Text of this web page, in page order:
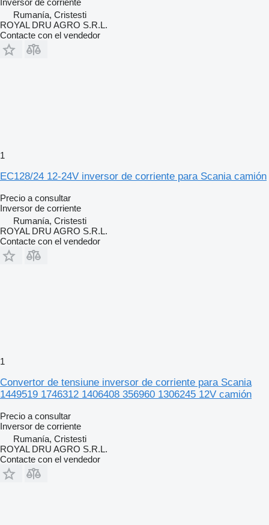
Rumanía, Cristesti
ROYAL DRU AGRO S.R.L.
Contacte con el vendedor
1
EC128/24 12-24V inversor de corriente para Scania camión
Precio a consultar
Inversor de corriente
Rumanía, Cristesti
ROYAL DRU AGRO S.R.L.
Contacte con el vendedor
1
Convertor de tensiune inversor de corriente para Scania
1449519 1746312 1406408 356960 1306245 12V camión
Precio a consultar
Inversor de corriente
Rumanía, Cristesti
ROYAL DRU AGRO S.R.L.
Contacte con el vendedor